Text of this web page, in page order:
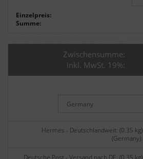
Einzelpreis:
Summe:
Zwischensumme:
inkl. MwSt. 19%:
Hermes - Deutschlandweit: (0.35 kg)
(Germany):